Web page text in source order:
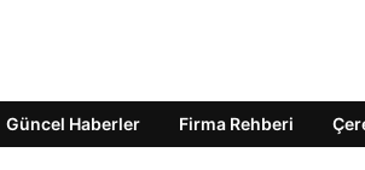
Güncel Haberler Firma Rehberi